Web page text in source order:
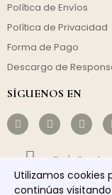
Política de Envíos
Política de Privacidad
Forma de Pago
Descargo de
SÍGUENOS EN
Envío Gratuito
Envío Rápido
Utilizamos cookies
continúas